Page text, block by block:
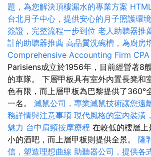
題，為您解決頂樓漏水的專業方案
台北月子中心，提供安心的月子照護環境
簽證，完整流程一步到位 老人助聽器推
計的助聽器推薦 高品質洗碗槽，為廚房
Comprehensive Accounting Firm
Parisiens成立於1956年，目前經營著8
的車隊。 下層甲板具有室外內置長凳和
色有限，而上層甲板為巴黎提供了360°
一名。 滅鼠公司，專業滅鼠技術讓您遠
務詳情與注意事項 現代風格的室內裝潢
魅力 台中肩頸按摩療程 在較低的樓層
小的酒吧，而上層甲板則提供全景。 隆
信，塑造理想曲線 助聽器公司，提供各